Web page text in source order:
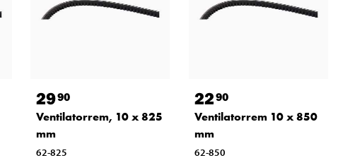
2990
Ventilatorrem, 10 x 825
mm
62-825
2290
Ventilatorrem 10 x 850
mm
62-850